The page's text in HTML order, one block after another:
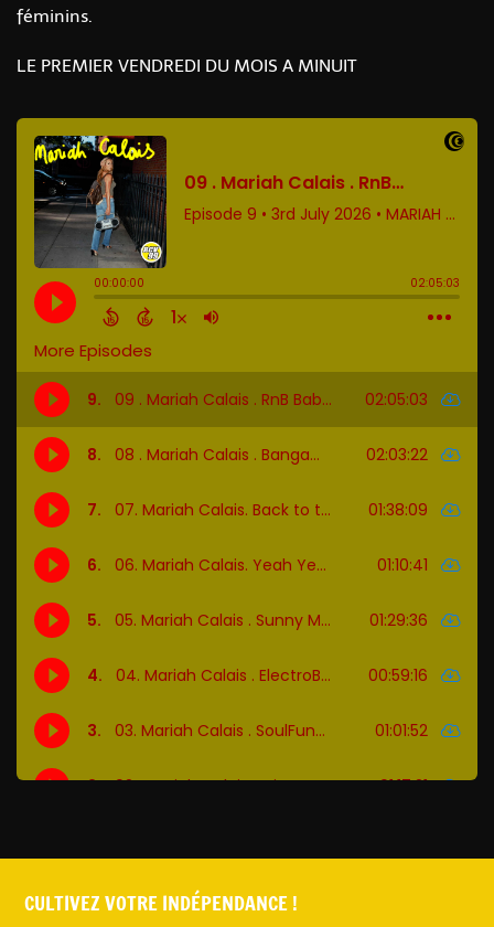
féminins.
LE PREMIER VENDREDI DU MOIS A MINUIT
CULTIVEZ VOTRE INDÉPENDANCE !